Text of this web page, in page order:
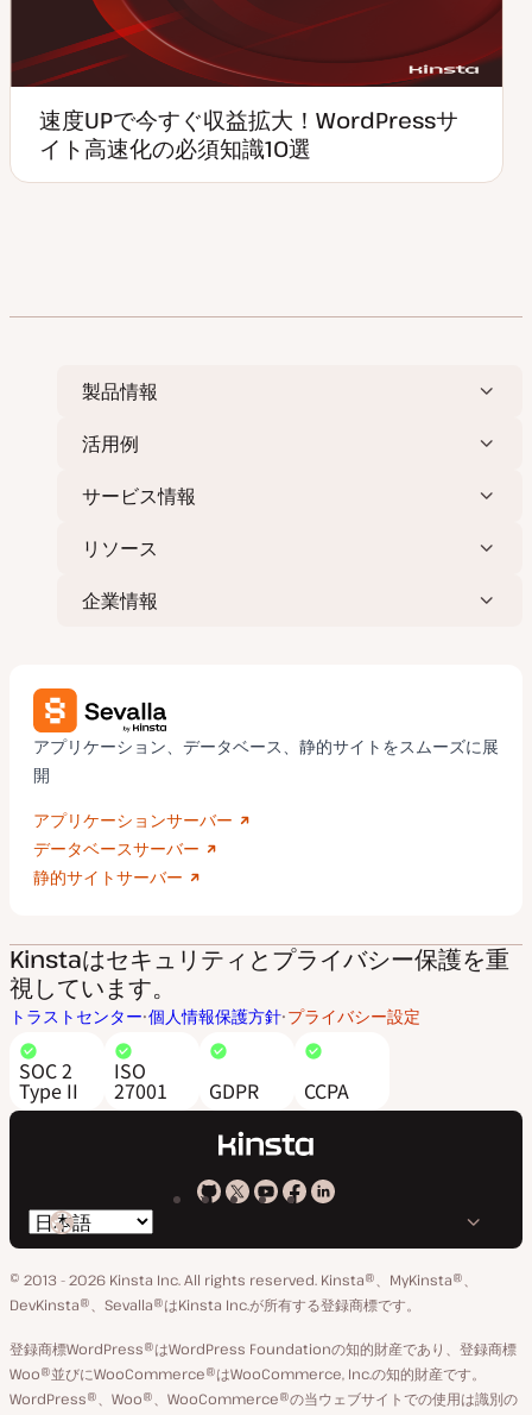
速度UPで今すぐ収益拡大！WordPressサ
イト高速化の必須知識10選
製品情報
活用例
サービス情報
リソース
企業情報
アプリケーション、データベース、静的サイトをスムーズに展
開
アプリケーションサーバー
データベースサーバー
静的サイトサーバー
Kinstaはセキュリティとプライバシー保護を重
視しています。
トラストセンター 個人情報保護方針 プライバシー設定
SOC 2
Type II
ISO
27001 GDPR CCPA
Kinsta
GitHub
Kinsta
X
ア
カ
ウ
ン
Kinsta
YouTube
Kinsta
Facebook
Kinsta
LinkedIn
ペ
ー
ジ
言
語
の
り
替
© 2013 - 2026 Kinsta Inc. All rights reserved. Kinsta®、MyKinsta®、
DevKinsta®、Sevalla®はKinsta Inc.が所有する登録商標です。
登録商標WordPress®はWordPress Foundationの知的財産であり、登録商標
Woo®並びにWooCommerce®はWooCommerce, Inc.の知的財産です。
WordPress®、Woo®、WooCommerce®の当ウェブサイトでの使用は識別の